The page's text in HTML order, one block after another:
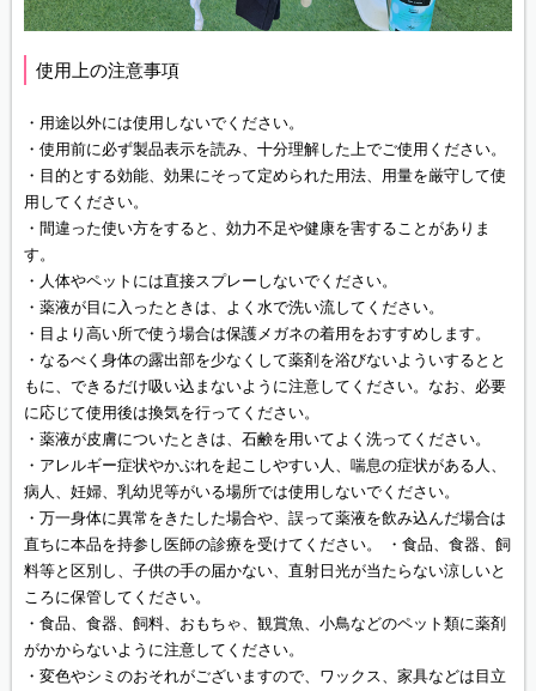
使用上の注意事項
・用途以外には使用しないでください。
・使用前に必ず製品表示を読み、十分理解した上でご使用ください。
・目的とする効能、効果にそって定められた用法、用量を厳守して使
用してください。
・間違った使い方をすると、効力不足や健康を害することがありま
す。
・人体やペットには直接スプレーしないでください。
・薬液が目に入ったときは、よく水で洗い流してください。
・目より高い所で使う場合は保護メガネの着用をおすすめします。
・なるべく身体の露出部を少なくして薬剤を浴びないよういするとと
もに、できるだけ吸い込まないように注意してください。なお、必要
に応じて使用後は換気を行ってください。
・薬液が皮膚についたときは、石鹸を用いてよく洗ってください。
・アレルギー症状やかぶれを起こしやすい人、喘息の症状がある人、
病人、妊婦、乳幼児等がいる場所では使用しないでください。
・万一身体に異常をきたした場合や、誤って薬液を飲み込んだ場合は
直ちに本品を持参し医師の診療を受けてください。 ・食品、食器、飼
料等と区別し、子供の手の届かない、直射日光が当たらない涼しいと
ころに保管してください。
・食品、食器、飼料、おもちゃ、観賞魚、小鳥などのペット類に薬剤
がかからないように注意してください。
・変色やシミのおそれがございますので、ワックス、家具などは目立